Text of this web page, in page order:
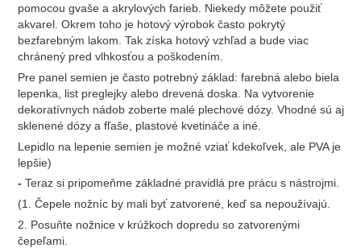
pomocou gvaše a akrylových farieb. Niekedy môžete použiť
akvarel. Okrem toho je hotový výrobok často pokrytý
bezfarebným lakom. Tak získa hotový vzhľad a bude viac
chránený pred vlhkosťou a poškodením.
Pre panel semien je často potrebný základ: farebná alebo biela
lepenka, list preglejky alebo drevená doska. Na vytvorenie
dekoratívnych nádob zoberte malé plechové dózy. Vhodné sú aj
sklenené dózy a fľaše, plastové kvetináče a iné.
Lepidlo na lepenie semien je možné vziať kdekoľvek, ale PVA je
lepšie)
- Teraz si pripomeňme základné pravidlá pre prácu s nástrojmi.
(1. Čepele nožníc by mali byť zatvorené, keď sa nepoužívajú.
2. Posuňte nožnice v krúžkoch dopredu so zatvorenými
čepeľami.